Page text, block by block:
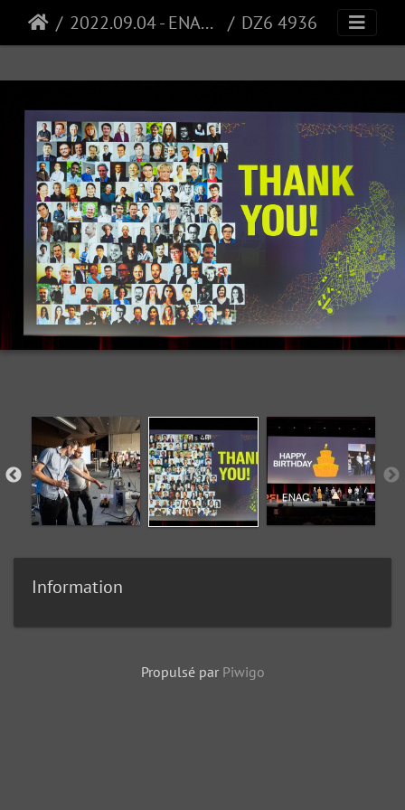
2022.09.04 - ENAC 20 years DZ6 4936
Information
Propulsé par Piwigo